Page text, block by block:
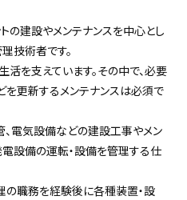
の建設やメンテナンスを中心とし
技術者です。
を支えています。その中で、必要
更新するメンテナンスは必須で
、電気設備などの建設工事やメン
設備の運転・設備を管理する仕
職務を経験後に各種装置・設